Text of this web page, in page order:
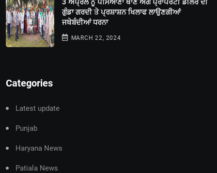
3 ਅਪ੍ਰੈਲ ਨੂੰ ਪਸਿਆਣਾ ਥਾਣੇ ਅੱਗੇ ਪ੍ਰਾਪਰਟੀ ਡੀਲਰ ਦੀ
ਗੁੰਡਾ ਗਰਦੀ ਤੇ ਪ੍ਰਸ਼ਾਸ਼ਨ ਖਿਲਾਫ ਲਾਉਣਗੀਆਂ
ਜਥੇਬੰਦੀਆਂ ਧਰਨਾ
MARCH 22, 2024
Categories
Latest update
Punjab
Haryana News
Patiala News